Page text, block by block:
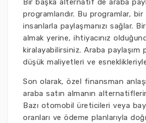
Bir başka alternatif de araba
programlarıdır. Bu programlar, bir
insanlarla paylaşmanızı sağlar.
almak yerine, ihtiyacınız
kiralayabilirsiniz. Araba paylaşım
düşük maliyetleri ve
Son olarak, özel finansman
araba satın almanın
Bazı otomobil üreticileri veya
oranları ve ödeme planlarıyla